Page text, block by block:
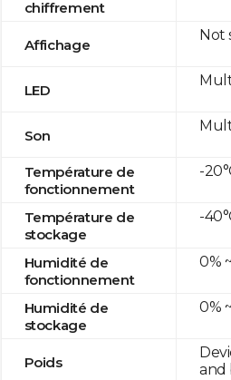
chiffrement
Affichage
LED
Son
Température de
fonctionnement
Température de
stockage
Humidité de
fonctionnement
Humidité de
stockage
Poids
Not
-
-
0%
0%
and